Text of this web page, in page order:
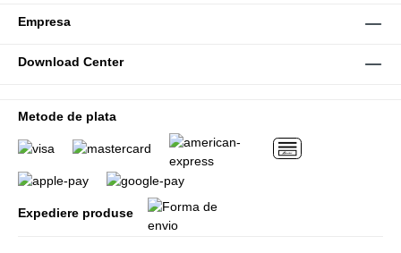
Empresa
Download Center
Metode de plata
Expediere produse